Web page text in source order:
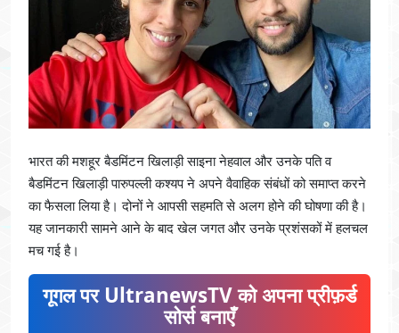
भारत की मशहूर बैडमिंटन खिलाड़ी साइना नेहवाल और उनके पति व
बैडमिंटन खिलाड़ी पारुपल्ली कश्यप ने अपने वैवाहिक संबंधों को समाप्त करने
का फैसला लिया है। दोनों ने आपसी सहमति से अलग होने की घोषणा की है।
यह जानकारी सामने आने के बाद खेल जगत और उनके प्रशंसकों में हलचल
मच गई है।
गूगल पर UltranewsTV को अपना प्रीफ़र्ड
सोर्स बनाएँ